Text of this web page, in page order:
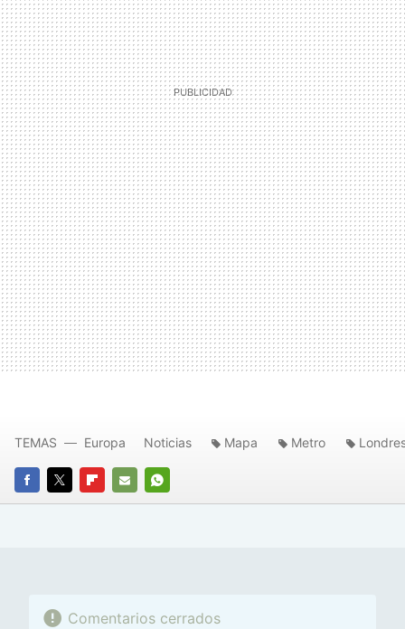
FACEBOOK
TWITTERFLIPBOARD
E-
WHATSAPP
TEMAS Europa Noticias Mapa Metro
Comentarios cerrados